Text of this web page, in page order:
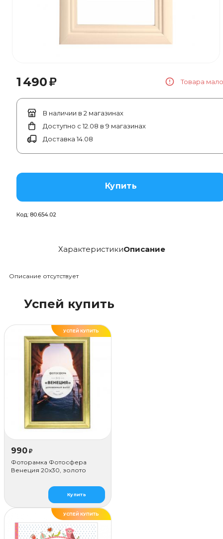
1 490₽ Товара мало
В наличии в 2 магазинах
Доступно с 12.08 в 9 магазинах
Доставка 14.08
Купить
Код: 80.654.02
ХарактеристикиОписание
Описание отсутствует
Успей купить
УСПЕЙ КУПИТЬ
ДЕЛАЕМ САМИ
990 ₽
Фоторамка Фотосфера
Венеция 20x30, золото
Купить
УСПЕЙ КУПИТЬ